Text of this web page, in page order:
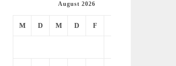
August 2026
M D M D F